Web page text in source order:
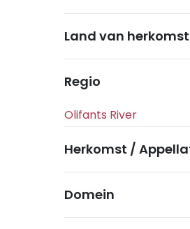
Land van herkomst
Regio
Herkomst /
Domein